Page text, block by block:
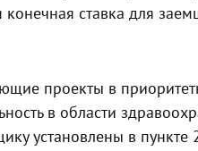
конечная ставка для
проекты в
в области
установлены в пункте